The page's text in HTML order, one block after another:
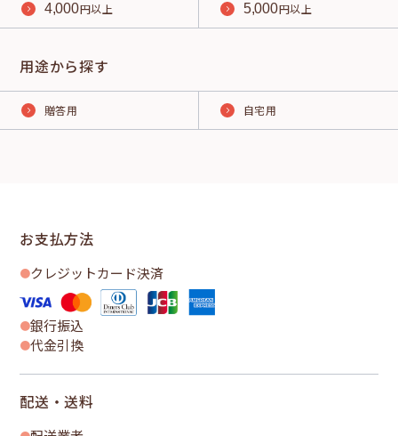
4,000円以上 5,000円以上
用途から探す
贈答用 自宅用
お支払方法
クレジットカード決済
銀行振込
代金引換
配送・送料